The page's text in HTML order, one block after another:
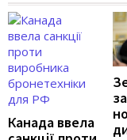
Канада ввела